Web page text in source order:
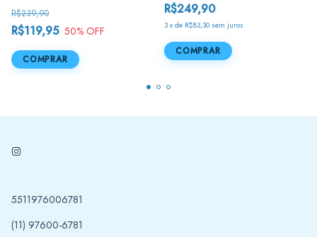
R$119,95
R$239,90
50% OFF
COMPRAR
R$249,90
3 x de R$83,30 sem juros
COMPRAR
5511976006781
(11) 97600-6781